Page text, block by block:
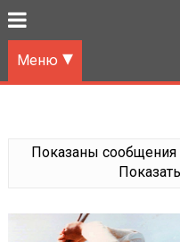
Меню
Показаны